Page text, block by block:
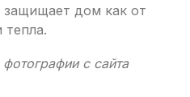
защищает дом как от
тепла.
с сайта